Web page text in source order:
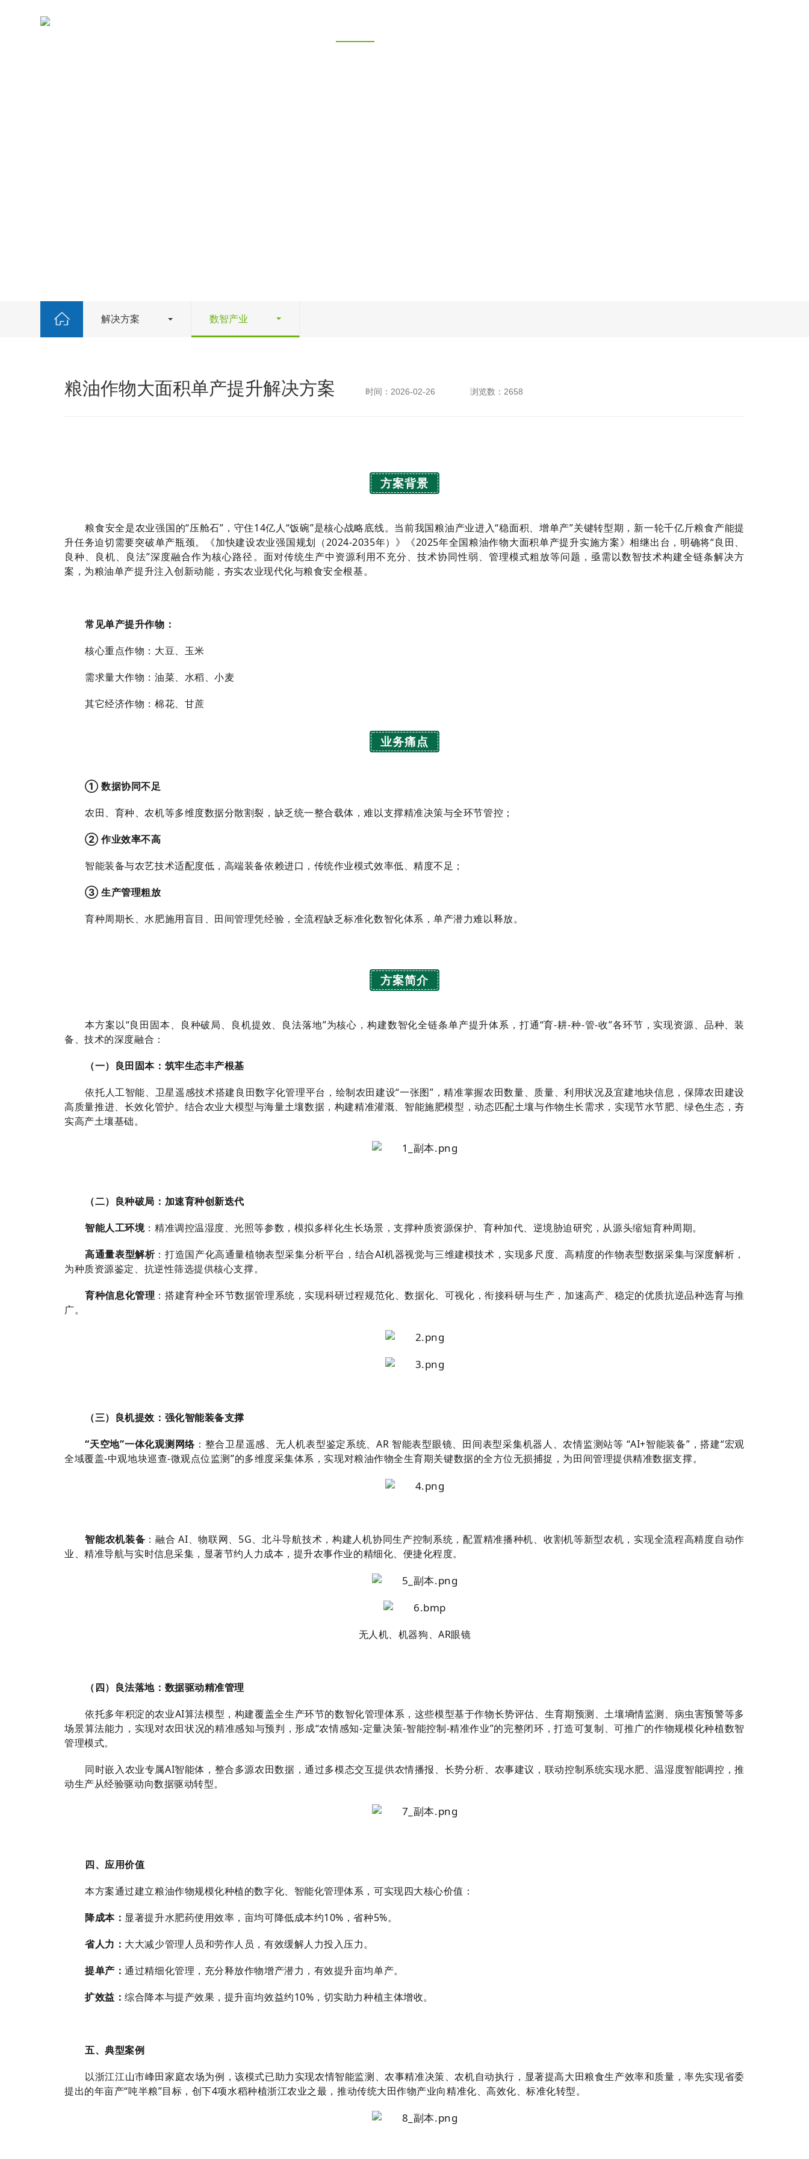
解决方案 数智产业
粮油作物大面积单产提升解决方案 时间：2026-02-26 浏览数：2658
方案背景
粮食安全是农业强国的“压舱石”，守住14亿人“饭碗”是核心战略底线。当前我国粮油产业进入“稳面积、增单产”关键转型期，新一轮千亿斤粮食产能提
升任务迫切需要突破单产瓶颈。《加快建设农业强国规划（2024-2035年）》《2025年全国粮油作物大面积单产提升实施方案》相继出台，明确将“良田、
良种、良机、良法”深度融合作为核心路径。面对传统生产中资源利用不充分、技术协同性弱、管理模式粗放等问题，亟需以数智技术构建全链条解决方
案，为粮油单产提升注入创新动能，夯实农业现代化与粮食安全根基。
常见单产提升作物：
核心重点作物：大豆、玉米
需求量大作物：油菜、水稻、小麦
其它经济作物：棉花、甘蔗
业务痛点
① 数据协同不足
农田、育种、农机等多维度数据分散割裂，缺乏统一整合载体，难以支撑精准决策与全环节管控；
② 作业效率不高
智能装备与农艺技术适配度低，高端装备依赖进口，传统作业模式效率低、精度不足；
③ 生产管理粗放
育种周期长、水肥施用盲目、田间管理凭经验，全流程缺乏标准化数智化体系，单产潜力难以释放。
方案简介
本方案以“良田固本、良种破局、良机提效、良法落地”为核心，构建数智化全链条单产提升体系，打通“育-耕-种-管-收”各环节，实现资源、品种、装
备、技术的深度融合：
（一）良田固本：筑牢生态丰产根基
依托人工智能、卫星遥感技术搭建良田数字化管理平台，绘制农田建设“一张图”，精准掌握农田数量、质量、利用状况及宜建地块信息，保障农田建设
高质量推进、长效化管护。结合农业大模型与海量土壤数据，构建精准灌溉、智能施肥模型，动态匹配土壤与作物生长需求，实现节水节肥、绿色生态，夯
实高产土壤基础。
（二）良种破局：加速育种创新迭代
智能人工环境：精准调控温湿度、光照等参数，模拟多样化生长场景，支撑种质资源保护、育种加代、逆境胁迫研究，从源头缩短育种周期。
高通量表型解析：打造国产化高通量植物表型采集分析平台，结合AI机器视觉与三维建模技术，实现多尺度、高精度的作物表型数据采集与深度解析，
为种质资源鉴定、抗逆性筛选提供核心支撑。
育种信息化管理 ：搭建育种全环节数据管理系统，实现科研过程规范化、数据化、可视化，衔接科研与生产，加速高产、稳定的优质抗逆品种选育与推
广。
（三）良机提效：强化智能装备支撑
“天空地”一体化观测网络 ：整合卫星遥感、无人机表型鉴定系统、AR 智能表型眼镜、田间表型采集机器人、农情监测站等 “AI+智能装备”，搭建“宏观
全域覆盖-中观地块巡查-微观点位监测”的多维度采集体系，实现对粮油作物全生育期关键数据的全方位无损捕捉，为田间管理提供精准数据支撑。
智能农机装备 ：融合 AI、物联网、5G、北斗导航技术，构建人机协同生产控制系统，配置精准播种机、收割机等新型农机，实现全流程高精度自动作
业、精准导航与实时信息采集，显著节约人力成本，提升农事作业的精细化、便捷化程度。
无人机、机器狗、AR眼镜
（四）良法落地：数据驱动精准管理
依托多年积淀的农业AI算法模型，构建覆盖全生产环节的数智化管理体系，这些模型基于作物长势评估、生育期预测、土壤墒情监测、病虫害预警等多
场景算法能力，实现对农田状况的精准感知与预判，形成“农情感知-定量决策-智能控制-精准作业”的完整闭环，打造可复制、可推广的作物规模化种植数智
管理模式。
同时嵌入农业专属AI智能体，整合多源农田数据，通过多模态交互提供农情播报、长势分析、农事建议，联动控制系统实现水肥、温湿度智能调控，推
动生产从经验驱动向数据驱动转型。
四、应用价值
本方案通过建立粮油作物规模化种植的数字化、智能化管理体系，可实现四大核心价值：
降成本： 显著提升水肥药使用效率，亩均可降低成本约10%，省种5%。
省人力： 大大减少管理人员和劳作人员，有效缓解人力投入压力。
提单产：通过精细化管理，充分释放作物增产潜力，有效提升亩均单产。
扩效益：综合降本与提产效果，提升亩均效益约10%，切实助力种植主体增收。
五、典型案例
以浙江江山市峰田家庭农场为例，该模式已助力实现农情智能监测、农事精准决策、农机自动执行，显著提高大田粮食生产效率和质量，率先实现省委
提出的年亩产“吨半粮”目标，创下4项水稻种植浙江农业之最，推动传统大田作物产业向精准化、高效化、标准化转型。